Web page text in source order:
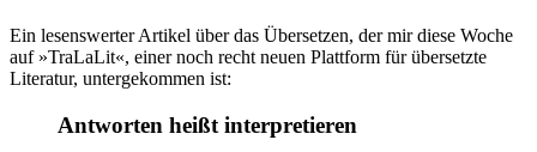
Ein lesenswerter Artikel über das Übersetzen, der mir diese Woche
auf »TraLaLit«, einer noch recht neuen Plattform für übersetzte
Literatur, untergekommen ist:
Antworten heißt interpretieren